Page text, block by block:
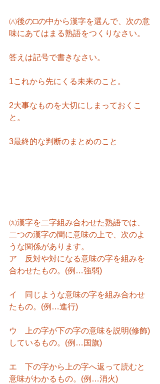
㈧後の□の中から漢字を選んで、次の意
味にあてはまる熟語をつくりなさい。
答えは記号で書きなさい。
1これから先にくる未来のこと。
2大事なものを大切にしまっておくこ
と。
3最終的な判断のまとめのこと
㈨漢字を二字組み合わせた熟語では、
二つの漢字の間に意味の上で、次のよ
うな関係があります。
ア　反対や対になる意味の字を組みを
合わせたもの。(例…強弱)
イ　同じような意味の字を組み合わせ
たもの。(例…進行)
ウ　上の字が下の字の意味を説明(修飾)
しているもの。(例…国旗)
エ　下の字から上の字へ返って読むと
意味がわかるもの。(例…消火)